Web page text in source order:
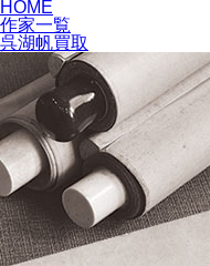
HOME
作家一覧
呉湖帆買取